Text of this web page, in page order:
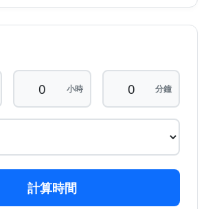
小時 分鐘
計算時間